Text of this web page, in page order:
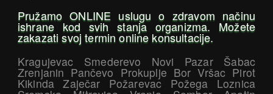
Pružamo ONLINE uslugu o zdravom načinu
ishrane kod svih stanja organizma. Možete
zakazati svoj termin online konsultacije.
Kragujevac Smederevo Novi Pazar Šabac
Zrenjanin Pančevo Prokuplje Bor Vršac Pirot
Kikinda Zaječar Požarevac Požega Loznica